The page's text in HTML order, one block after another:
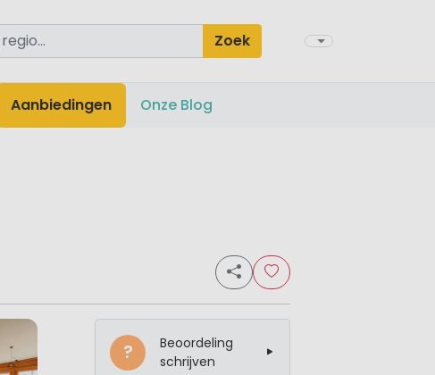
Zoek
Aanbiedingen Onze Blog
?
Beoordeling
schrijven